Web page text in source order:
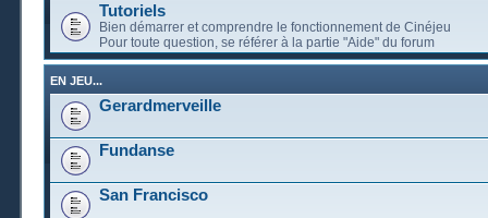
Tutoriels
Bien démarrer et comprendre le fonctionnement de Cinéjeu
Pour toute question, se référer à la partie "Aide" du forum
EN JEU...
Gerardmerveille
Fundanse
San Francisco